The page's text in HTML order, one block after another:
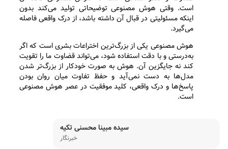
است. وقتی هوش مصنوعی توضیحاتی تولید می‌کند بدون
اینکه مسئولیتی در قبال آن داشته باشد، از درک واقعی فاصله
می‌گیرد.
هوش مصنوعی یکی از بزرگ‌ترین اختراعات بشری است که اگر
به‌درستی و با دقت استفاده شود، می‌تواند قضاوت ما را تقویت
کند نه جایگزین آن. هوش به صورت خودکار از بزرگ‌تر شدن
مدل‌ها به دست نمی‌آید و حفظ تفاوت میان روان بودن
پاسخ‌ها و درک واقعی، کلید موفقیت در عصر هوش مصنوعی
است.
سیده مبینا محسنی تکیه
خبرنگار